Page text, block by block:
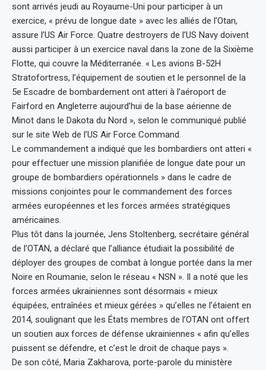
sont arrivés jeudi au Royaume-Uni pour participer à un
exercice, « prévu de longue date » avec les alliés de l’Otan,
assure l’US Air Force. Quatre destroyers de l’US Navy doivent
aussi participer à un exercice naval dans la zone de la Sixième
Flotte, qui couvre la Méditerranée. « Les avions B-52H
Stratofortress, l’équipement de soutien et le personnel de la
5e Escadre de bombardement ont atteri à l’aéroport de
Fairford en Angleterre aujourd’hui de la base aérienne de
Minot dans le Dakota du Nord », selon le communiqué publié
sur le site Web de l’US Air Force Command.
Le commandement a indiqué que les bombardiers ont atteri «
pour effectuer une mission planifiée de longue date pour un
groupe de bombardiers opérationnels » dans le cadre de
missions conjointes pour le commandement des forces
armées européennes et les forces armées stratégiques
américaines.
Plus tôt dans la journée, Jens Stoltenberg, secrétaire général
de l’OTAN, a déclaré que l’alliance étudiait la possibilité de
déployer des groupes de combat à longue portée dans la mer
Noire en Roumanie, selon le réseau « NSN ». Il a noté que les
forces armées ukrainiennes sont désormais « mieux
équipées, entraînées et mieux gérées » qu’elles ne l’étaient en
2014, soulignant que les États membres de l’OTAN ont offert
un soutien aux forces de défense ukrainiennes « afin qu’elles
puissent se défendre, et c’est le droit de chaque pays ».
De son côté, Maria Zakharova, porte-parole du ministère